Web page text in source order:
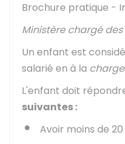
Brochure pratique -
Ministère chargé
Un enfant est
salarié en à la
L'enfant doit
suivantes :
Avoir moins de